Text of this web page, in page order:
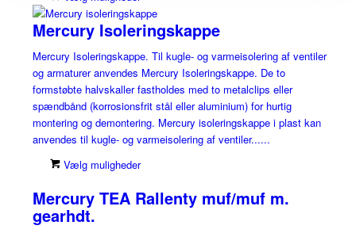
Mercury Isoleringskappe
Mercury Isoleringskappe. Til kugle- og varmeisolering af ventiler
og armaturer anvendes Mercury Isoleringskappe. De to
formstøbte halvskaller fastholdes med to metalclips eller
spændbånd (korrosionsfrit stål eller aluminium) for hurtig
montering og demontering. Mercury isoleringskappe i plast kan
anvendes til kugle- og varmeisolering af ventiler......
Vælg muligheder
Mercury TEA Rallenty muf/muf m.
gearhdt.